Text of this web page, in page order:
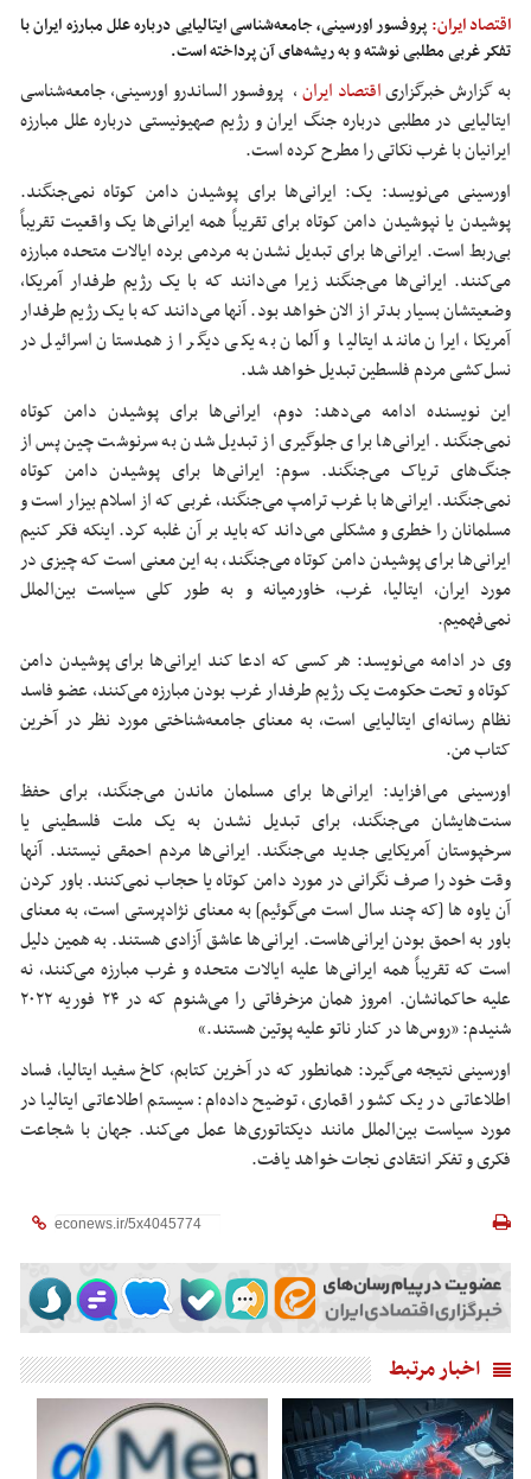
اقتصاد ایران:پروفسور اورسینی، جامعه‌شناسی ایتالیایی درباره علل مبارزه ایران با
تفکر غربی مطلبی نوشته و به ریشه‌های آن پرداخته است.
به گزارش خبرگزاریاقتصاد ایران، پروفسور الساندرواورسینی، جامعه‌شناسی
ایتالیایی در مطلبی درباره جنگ ایران و رژیم صهیونیستی درباره علل مبارزه
ایرانیان با غرب نکاتی را مطرح کرده است.
اورسینی می‌نویسد: یک: ایرانی‌ها برای پوشیدن دامن کوتاه نمی‌جنگند.
پوشیدن یا نپوشیدن دامن کوتاه برای تقریباً همه ایرانی‌ها یک واقعیت تقریباً
بی‌ربط است. ایرانی‌ها برای تبدیل نشدن به مردمی برده ایالات متحده مبارزه
می‌کنند. ایرانی‌ها می‌جنگند زیرا می‌دانند که با یک رژیم طرفدار آمریکا،
وضعیتشان بسیار بدتر از الان خواهد بود. آنها می‌دانند که با یک رژیم طرفدار
آمریکا، ایران مانند ایتالیا و آلمان به یکی دیگر از همدستان اسرائیل در
نسل‌کشی مردم فلسطین تبدیل خواهد شد.
این نویسنده ادامه می‌دهد: دوم، ایرانی‌ها برای پوشیدن دامن کوتاه
نمی‌جنگند. ایرانی‌ها برای جلوگیری از تبدیل شدن به سرنوشت چین پس از
جنگ‌های تریاک می‌جنگند. سوم: ایرانی‌ها برای پوشیدن دامن کوتاه
نمی‌جنگند. ایرانی‌ها با غرب ترامپ می‌جنگند، غربی که از اسلام بیزار است و
مسلمانان را خطری و مشکلی می‌داند که باید بر آن غلبه کرد. اینکه فکر کنیم
ایرانی‌ها برای پوشیدن دامن کوتاه می‌جنگند، به این معنی است که چیزی در
مورد ایران، ایتالیا، غرب، خاورمیانه و به طور کلی سیاست بین‌الملل
نمی‌فهمیم.
وی در ادامه می‌نویسد: هر کسی که ادعا کند ایرانی‌ها برای پوشیدن دامن
کوتاه و تحت حکومت یک رژیم طرفدار غرب بودن مبارزه می‌کنند، عضو فاسد
نظام رسانه‌ای ایتالیایی است، به معنای جامعه‌شناختی مورد نظر در آخرین
کتاب من.‌
اورسینی می‌افزاید: ایرانی‌ها برای مسلمان ماندن می‌جنگند، برای حفظ
سنت‌هایشان می‌جنگند، برای تبدیل نشدن به یک ملت فلسطینی یا
سرخپوستان آمریکایی جدید می‌جنگند. ایرانی‌ها مردم احمقی نیستند. آنها
وقت خود را صرف نگرانی در مورد دامن کوتاه یا حجاب نمی‌کنند. باور کردن
آنیاوهها[که چند سال است می‌گوئیم] به معنای نژادپرستی است، به معنای
باور به احمق بودن ایرانی‌هاست. ایرانی‌ها عاشق آزادی هستند. به همین دلیل
است که تقریباً همه ایرانی‌ها علیه ایالات متحده و غرب مبارزه می‌کنند، نه
علیه حاکمانشان. امروز همان مزخرفاتی را می‌شنوم که در ۲۴ فوریه ۲۰۲۲
شنیدم: «روس‌ها در کنار ناتو علیه پوتین هستند.»‌
اورسینینتیجه می‌گیرد: همانطور که در آخرین کتابم، کاخ سفید ایتالیا، فساد
اطلاعاتی در یک کشور اقماری، توضیح داده‌ام: سیستم اطلاعاتی ایتالیا در
مورد سیاست بین‌الملل مانند دیکتاتوری‌ها عمل می‌کند. جهان با شجاعت
فکری و تفکر انتقادی نجات خواهد یافت.
اخبار مرتبط